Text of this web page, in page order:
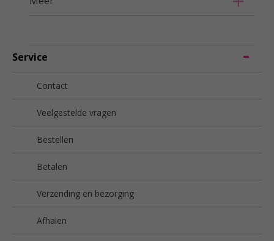
Service
Contact
Veelgestelde vragen
Bestellen
Betalen
Verzending en bezorging
Afhalen